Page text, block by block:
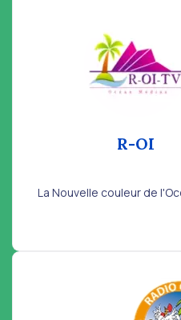
R-OI
La Nouvelle couleur de